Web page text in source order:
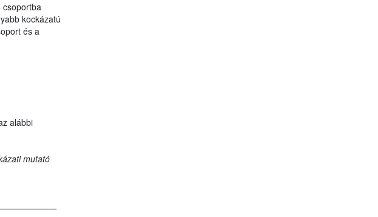
csoportba
kockázatú
és a
alábbi
mutató